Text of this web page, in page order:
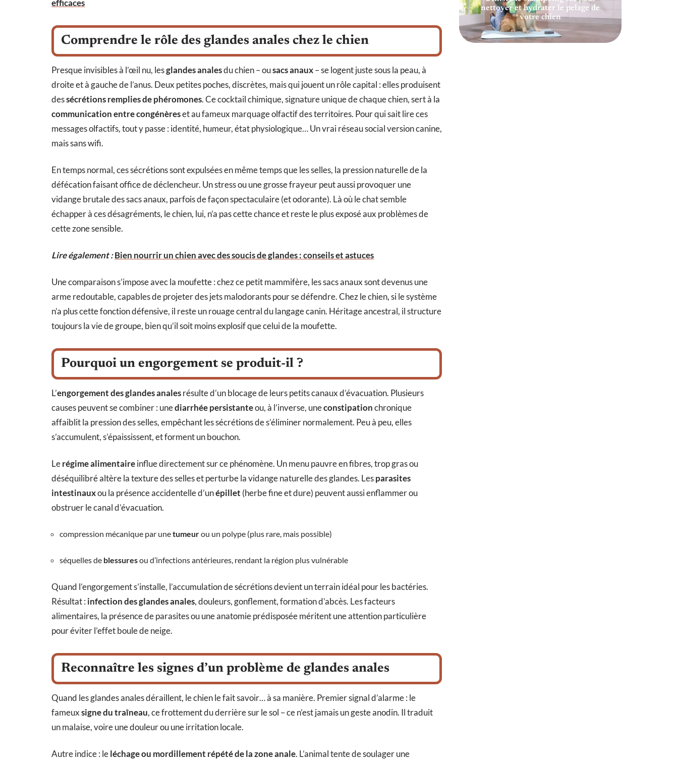
efficaces
Comprendre le rôle des glandes anales chez le chien
Presque invisibles à l’œil nu, lesglandes analesdu chien – ousacs anaux– se logent juste sous la peau, à
droite et à gauche de l’anus. Deux petites poches, discrètes, mais qui jouent un rôle capital : elles produisent
dessécrétions remplies de phéromones. Ce cocktail chimique, signature unique de chaque chien, sert à la
communication entre congénèreset au fameux marquage olfactif des territoires. Pour qui sait lire ces
messages olfactifs, tout y passe : identité, humeur, état physiologique… Un vrai réseau social version canine,
mais sans wifi.
En temps normal, ces sécrétions sont expulsées en même temps que les selles, la pression naturelle de la
défécation faisant office de déclencheur. Un stress ou une grosse frayeur peut aussi provoquer une
vidange brutale des sacs anaux, parfois de façon spectaculaire (et odorante). Là où le chat semble
échapper à ces désagréments, le chien, lui, n’a pas cette chance et reste le plus exposé aux problèmes de
cette zone sensible.
Lire également :Bien nourrir un chien avec des soucis de glandes : conseils et astuces
Une comparaison s’impose avec la moufette : chez ce petit mammifère, les sacs anaux sont devenus une
arme redoutable, capables de projeter des jets malodorants pour se défendre. Chez le chien, si le système
n’a plus cette fonction défensive, il reste un rouage central du langage canin. Héritage ancestral, il structure
toujours la vie de groupe, bien qu’il soit moins explosif que celui de la moufette.
Pourquoi un engorgement se produit-il ?
L’engorgement des glandes analesrésulte d’un blocage de leurs petits canaux d’évacuation. Plusieurs
causes peuvent se combiner : unediarrhée persistanteou, à l’inverse, uneconstipationchronique
affaiblit la pression des selles, empêchant les sécrétions de s’éliminer normalement. Peu à peu, elles
s’accumulent, s’épaississent, et forment un bouchon.
Lerégime alimentaireinflue directement sur ce phénomène. Un menu pauvre en fibres, trop gras ou
déséquilibré altère la texture des selles et perturbe la vidange naturelle des glandes. Lesparasites
intestinauxou la présence accidentelle d’unépillet (herbe fine et dure) peuvent aussi enflammer ou
obstruer le canal d’évacuation.
compression mécanique par unetumeurou un polype (plus rare, mais possible)
séquelles de blessuresou d’infections antérieures, rendant la région plus vulnérable
Quand l’engorgement s’installe, l’accumulation de sécrétions devient un terrain idéal pour les bactéries.
Résultat : infection des glandes anales, douleurs, gonflement, formation d’abcès. Les facteurs
alimentaires, la présence de parasites ou une anatomie prédisposée méritent une attention particulière
pour éviter l’effet boule de neige.
Reconnaître les signes d’un problème de glandes anales
Quand les glandes anales déraillent, le chien le fait savoir… à sa manière. Premier signal d’alarme : le
fameuxsigne du traîneau, ce frottement du derrière sur le sol – ce n’est jamais un geste anodin. Il traduit
un malaise, voire une douleur ou une irritation locale.
Autre indice : leléchage ou mordillement répété de la zone anale. L’animal tente de soulager une
nettoyer et hydrater le pelage de
votre chien